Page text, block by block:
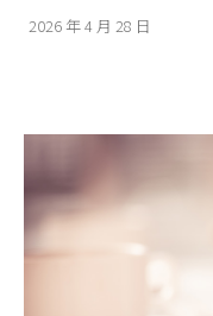
2026 年 4 月 28 日